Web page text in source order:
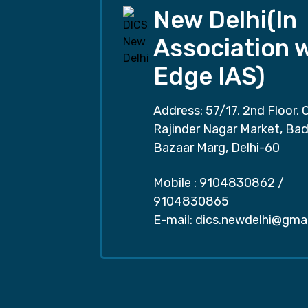
New Delhi(In
Association
Edge IAS)
Address: 57/17, 2nd Floor,
Rajinder Nagar Market,
Bazaar Marg, Delhi-60
Mobile : 9104830862 /
9104830865
E-mail: